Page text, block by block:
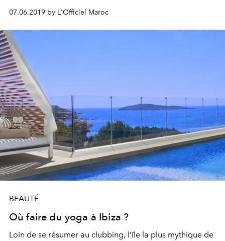
prochains, EPIC yoga festival réunit les yogis du monde
entier autour du yoga, de la musique et des arts. Save
the date !
07.06.2019 by L'Officiel Maroc
BEAUTÉ
Où faire du yoga à Ibiza ?
Loin de se résumer au clubbing, l’île la plus mythique de